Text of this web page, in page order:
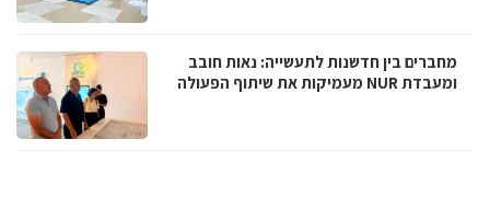
מחברים בין חדשנות לתעשייה: נאות חובב
ומעבדת NUR מעמיקות את שיתוף הפעולה